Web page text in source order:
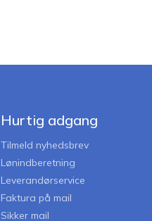
Hurtig adgang
Tilmeld nyhedsbrev
Lønindberetning
Leverandørservice
Faktura på mail
Sikker mail